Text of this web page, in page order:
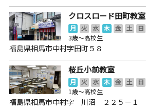
クロスロード田町教室
月 火 水 木 金 土
日
3歳～高校生
福島県相馬市中村字田町５８
桜丘小前教室
月 火 水 木 金 土
日
1歳～高校生
福島県相馬市中村字 川沼 ２２５－１